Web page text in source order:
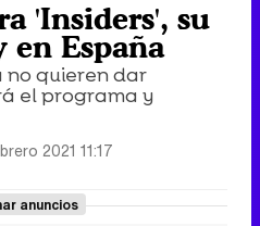
'Insiders', su
España
quieren dar
el programa y
2021 11:17
anuncios